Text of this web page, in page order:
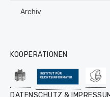
Archiv
KOOPERATIONEN
DATENSCHUTZ &